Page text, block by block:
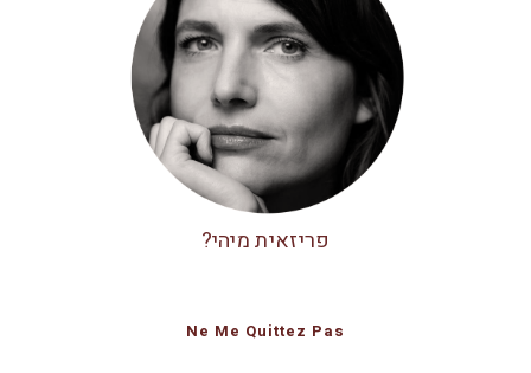
פריזאית מיהי?
Ne Me Quittez Pas